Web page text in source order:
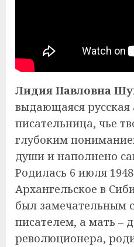
Лидия Павловна
выдающаяся русская
писательница, чье
глубоким
души и наполнено
Родилась 6 июля
Архангельское в
был замечательным
писателем, а мать –
революционера,